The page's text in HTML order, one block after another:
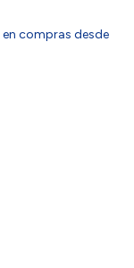
compras desde